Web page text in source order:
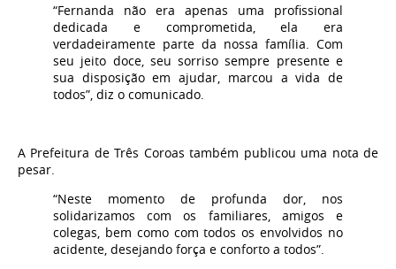
“Fernanda não era apenas uma profissional
dedicada e comprometida, ela era
verdadeiramente parte da nossa família. Com
seu jeito doce, seu sorriso sempre presente e
sua disposição em ajudar, marcou a vida de
todos”, diz o comunicado.
A Prefeitura de Três Coroas também publicou uma nota de
pesar.
“Neste momento de profunda dor, nos
solidarizamos com os familiares, amigos e
colegas, bem como com todos os envolvidos no
acidente, desejando força e conforto a todos”.